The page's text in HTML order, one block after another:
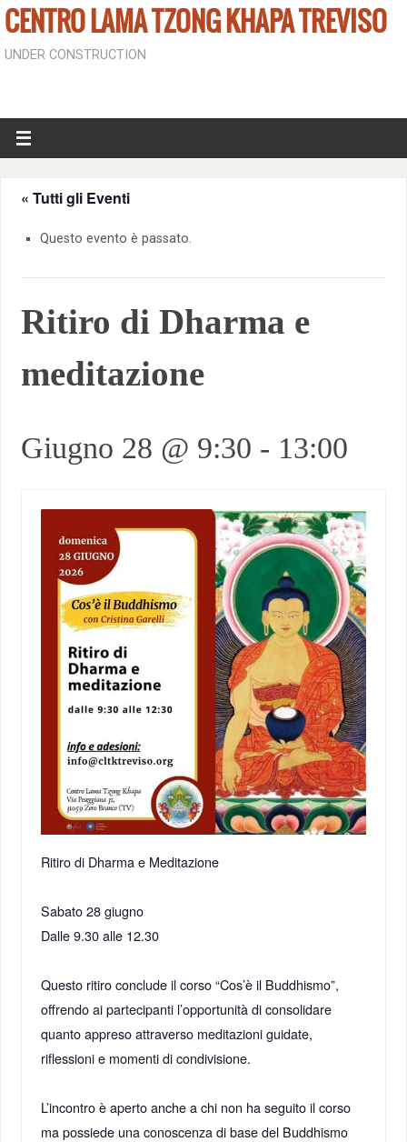
CENTRO LAMA TZONG KHAPA TREVISO
UNDER CONSTRUCTION
« Tutti gli Eventi
Questo evento è passato.
Ritiro di Dharma e
meditazione
Giugno 28 @ 9:30 - 13:00
Ritiro di Dharma e Meditazione
Sabato 28 giugno
Dalle 9.30 alle 12.30
Questo ritiro conclude il corso “Cos’è il Buddhismo”,
offrendo ai partecipanti l’opportunità di consolidare
quanto appreso attraverso meditazioni guidate,
riflessioni e momenti di condivisione.
L’incontro è aperto anche a chi non ha seguito il corso
ma possiede una conoscenza di base del Buddhismo